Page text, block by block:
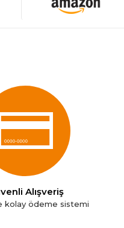
Alışveriş
kolay ödeme sistemi